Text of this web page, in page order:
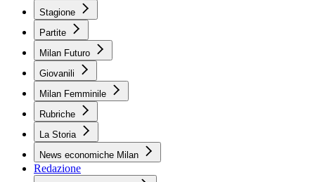
Stagione
Partite
Milan Futuro
Giovanili
Milan Femminile
Rubriche
La Storia
News economiche Milan
Redazione